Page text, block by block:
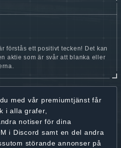
förstås ett positivt tecken! Det kan
aktie som är svår att blanka eller
med vår premiumtjänst får
i alla grafer,
notiser för dina
i Discord samt en del andra
störande annonser på